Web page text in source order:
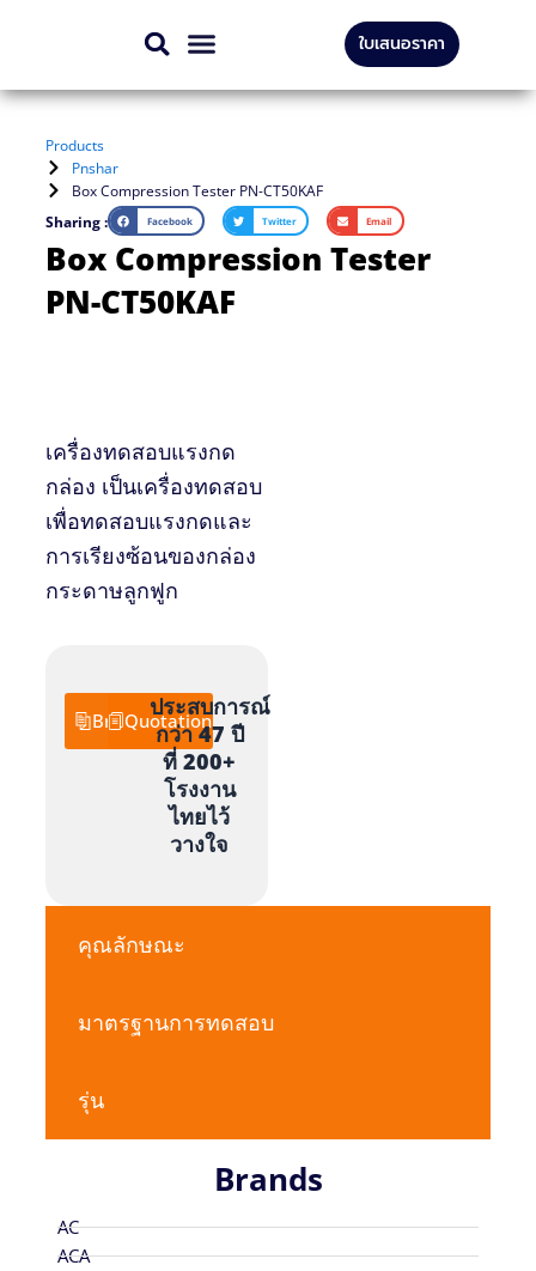
content
ใบเสนอราคา
Brands
AC
ACA
Products
Pnshar
Box Compression Tester PN-CT50KAF
Sharing :
Facebook Twitter Email
Box Compression Tester
PN-CT50KAF
เครื่องทดสอบแรงกด
กล่อง เป็นเครื่องทดสอบ
เพื่อทดสอบแรงกดและ
การเรียงซ้อนของกล่อง
กระดาษลูกฟูก
Brochure
Quotation
ประสบการณ์
กว่า 47 ปี
ที่ 200+
โรงงาน
ไทยไว้
วางใจ
คุณลักษณะ
มาตรฐานการทดสอบ
รุ่น